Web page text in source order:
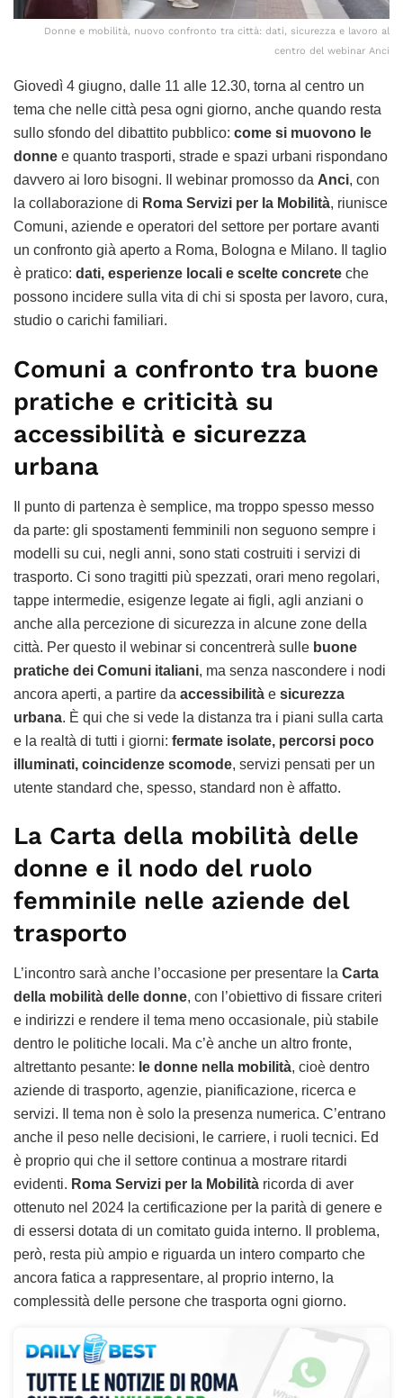
Donne e mobilità, nuovo confronto tra città: dati, sicurezza e lavoro al
centro del webinar Anci
Giovedì 4 giugno, dalle 11 alle 12.30, torna al centro un
tema che nelle città pesa ogni giorno, anche quando resta
sullo sfondo del dibattito pubblico: come si muovono le
donne e quanto trasporti, strade e spazi urbani rispondano
davvero ai loro bisogni. Il webinar promosso da Anci, con
la collaborazione di Roma Servizi per la Mobilità, riunisce
Comuni, aziende e operatori del settore per portare avanti
un confronto già aperto a Roma, Bologna e Milano. Il taglio
è pratico: dati, esperienze locali e scelte concrete che
possono incidere sulla vita di chi si sposta per lavoro, cura,
studio o carichi familiari.
Comuni a confronto tra buone
pratiche e criticità su
accessibilità e sicurezza
urbana
Il punto di partenza è semplice, ma troppo spesso messo
da parte: gli spostamenti femminili non seguono sempre i
modelli su cui, negli anni, sono stati costruiti i servizi di
trasporto. Ci sono tragitti più spezzati, orari meno regolari,
tappe intermedie, esigenze legate ai figli, agli anziani o
anche alla percezione di sicurezza in alcune zone della
città. Per questo il webinar si concentrerà sulle buone
pratiche dei Comuni italiani, ma senza nascondere i nodi
ancora aperti, a partire da accessibilità e sicurezza
urbana. È qui che si vede la distanza tra i piani sulla carta
e la realtà di tutti i giorni: fermate isolate, percorsi poco
illuminati, coincidenze scomode, servizi pensati per un
utente standard che, spesso, standard non è affatto.
La Carta della mobilità delle
donne e il nodo del ruolo
femminile nelle aziende del
trasporto
L’incontro sarà anche l’occasione per presentare la Carta
della mobilità delle donne, con l’obiettivo di fissare criteri
e indirizzi e rendere il tema meno occasionale, più stabile
dentro le politiche locali. Ma c’è anche un altro fronte,
altrettanto pesante: le donne nella mobilità, cioè dentro
aziende di trasporto, agenzie, pianificazione, ricerca e
servizi. Il tema non è solo la presenza numerica. C’entrano
anche il peso nelle decisioni, le carriere, i ruoli tecnici. Ed
è proprio qui che il settore continua a mostrare ritardi
evidenti. Roma Servizi per la Mobilità ricorda di aver
ottenuto nel 2024 la certificazione per la parità di genere e
di essersi dotata di un comitato guida interno. Il problema,
però, resta più ampio e riguarda un intero comparto che
ancora fatica a rappresentare, al proprio interno, la
complessità delle persone che trasporta ogni giorno.